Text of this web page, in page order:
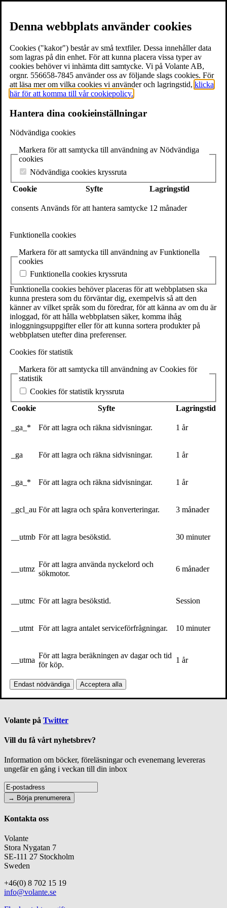
≡ Meny
Böcker
Föreläsare
Volantebloggen
Pressrum
Om Volante
Kontakt
Webshop
SE-111 27 Stockholm
+46(0) 8 702 15 19
info@volante.se
Fler kontaktuppgifter
Cookieinställningar
Andreas Edevald
Andreas Edevald har varit diplomat i Kina och Ukraina, och är idag
Tillsammans medPatrik Oksanenär Andreas medförfattare till
bokenDen sista lögnen
Pressbilder
författarna till boken
Fagander.
författarna till boken
Fagander.
författarna till boken
Fagander.
Patrik Oksanen och
författarna till boken
Den sista lögnen
Fagander.
Andreas Edevald, en
boken Den sista
lögnen (2026). Foto:
Patrik Oksanen, en av
Den sista lögnen
(2026). Foto: Emil
Skriv ut sidan
Kontakt
Den sista lögnen
Volante påFacebook
Volante på Twitter
Vill du få vårt nyhetsbrev?
Information om böcker, föreläsningar och evenemang levereras
ungefär en gång i veckan till din inbox
Kontakta oss
Volante
Stora Nygatan 7
SE-111 27 Stockholm
Sweden
+46(0) 8 702 15 19
info@volante.se
Denna webbplats använder cookies
Cookies ("kakor") består av små textfiler. Dessa innehåller data
som lagras på din enhet. För att kunna placera vissa typer av
cookies behöver vi inhämta ditt samtycke. Vi på Volante AB,
orgnr. 556658-7845 använder oss av följande slags cookies. För
att läsa mer om vilka cookies vi använder och lagringstid, klicka
här för att komma till vår cookiepolicy.
Hantera dina cookieinställningar
Nödvändiga cookies
Markera för att samtycka till användning av Nödvändiga
cookies
Nödvändiga cookies kryssruta
Cookie
Syfte Lagringstid
consents Används för att hantera samtycke 12 månader
Funktionella cookies
Markera för att samtycka till användning av Funktionella
cookies
Funktionella cookies kryssruta
Funktionella cookies behöver placeras för att webbplatsen ska
kunna prestera som du förväntar dig, exempelvis så att den
känner av vilket språk som du föredrar, för att känna av om du är
inloggad, för att hålla webbplatsen säker, komma ihåg
inloggningsuppgifter eller för att kunna sortera produkter på
webbplatsen utefter dina preferenser.
Cookies för statistik
Markera för att samtycka till användning av Cookies för
statistik
Cookies för statistik kryssruta
Cookie
Syfte Lagringstid
_ga_* För att lagra och räkna sidvisningar. 1 år
_ga För att lagra och räkna sidvisningar. 1 år
_ga_* För att lagra och räkna sidvisningar. 1 år
_gcl_au För att lagra och spåra konverteringar. 3 månader
__utmb För att lagra besökstid. 30 minuter
__utmz
För att lagra använda nyckelord och
sökmotor.
6 månader
__utmc För att lagra besökstid. Session
__utmt För att lagra antalet serviceförfrågningar. 10 minuter
__utma
För att lagra beräkningen av dagar och tid
för köp.
1 år
Endast nödvändiga Acceptera alla